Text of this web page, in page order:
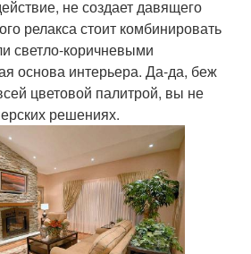
не создает давящего
релакса стоит комбинировать
светло-коричневыми
основа интерьера. Да-да, беж
цветовой палитрой, вы не
решениях.